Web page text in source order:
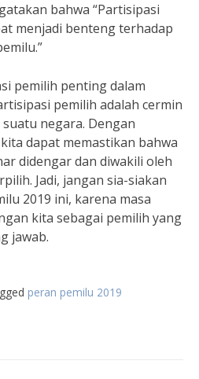
bahwa “Partisipasi
menjadi benteng terhadap
pemilih penting dalam
pemilih adalah cermin
negara. Dengan
dapat memastikan bahwa
didengar dan diwakili oleh
Jadi, jangan sia-siakan
2019 ini, karena masa
kita sebagai pemilih yang
jawab.
peran pemilu 2019